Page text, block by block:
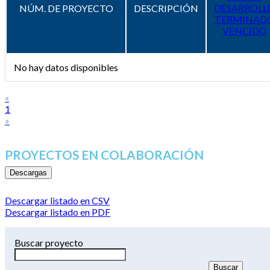
NÚM. DE PROYECTO DESCRIPCIÓN
VENCIDO
No hay datos disponibles
«
1
»
PROYECTOS EN COLABORACIÓN
Descargas
Descargar listado en CSV
Descargar listado en PDF
Buscar proyecto